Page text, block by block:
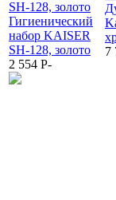
Гигиенический
набор KAISER
SH-128, золото
2 554 P-
7